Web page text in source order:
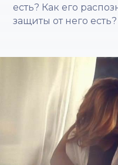
есть? Как его
защиты от него есть?